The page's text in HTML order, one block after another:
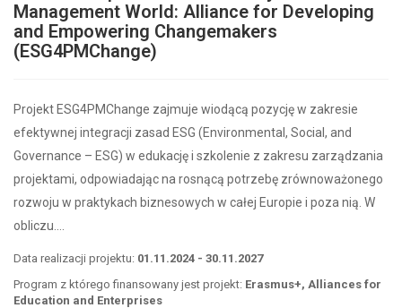
Management World: Alliance for Developing
and Empowering Changemakers
(ESG4PMChange)
Projekt ESG4PMChange zajmuje wiodącą pozycję w zakresie
efektywnej integracji zasad ESG (Environmental, Social, and
Governance – ESG) w edukację i szkolenie z zakresu zarządzania
projektami, odpowiadając na rosnącą potrzebę zrównoważonego
rozwoju w praktykach biznesowych w całej Europie i poza nią. W
obliczu….
Data realizacji projektu: 01.11.2024 - 30.11.2027
Program z którego finansowany jest projekt: Erasmus+, Alliances for
Education and Enterprises